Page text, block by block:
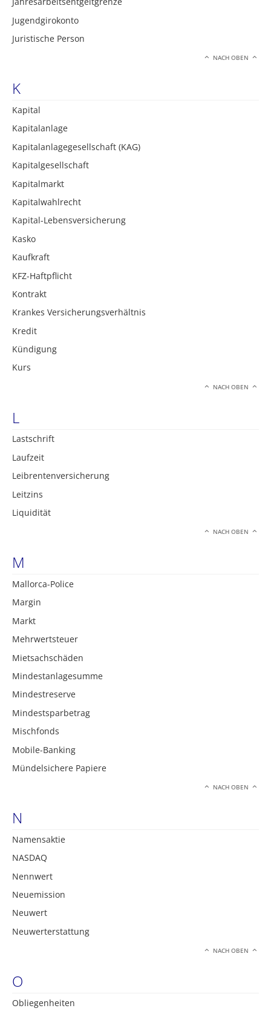
Jugendgirokonto
Juristische Person
NACH OBEN
K
Kapital
Kapitalanlage
Kapitalanlagegesellschaft (KAG)
Kapitalgesellschaft
Kapitalmarkt
Kapitalwahlrecht
Kapital-Lebensversicherung
Kasko
Kaufkraft
KFZ-Haftpflicht
Kontrakt
Krankes Versicherungsverhältnis
Kredit
Kündigung
Kurs
NACH OBEN
L
Lastschrift
Laufzeit
Leibrentenversicherung
Leitzins
Liquidität
NACH OBEN
M
Mallorca-Police
Margin
Markt
Mehrwertsteuer
Mietsachschäden
Mindestanlagesumme
Mindestreserve
Mindestsparbetrag
Mischfonds
Mobile-Banking
Mündelsichere Papiere
NACH OBEN
N
Namensaktie
NASDAQ
Nennwert
Neuemission
Neuwert
Neuwerterstattung
NACH OBEN
O
Obliegenheiten